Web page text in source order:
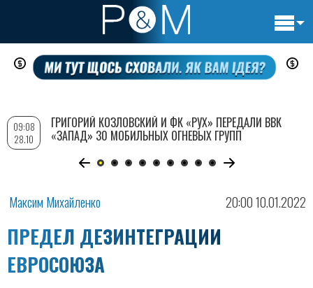
Перейти
содержанию
Максим Михайленко 20:00 10.01.2022
ПРЕДЕЛ ДЕЗИНТЕГРАЦИИ
ЕВРОСОЮЗА
09:08
28.10
ГРИГОРИЙ КОЗЛОВСКИЙ И ФК «РУХ» ПЕРЕДАЛИ ВВК
«ЗАПАД» 30 МОБИЛЬНЫХ ОГНЕВЫХ ГРУПП